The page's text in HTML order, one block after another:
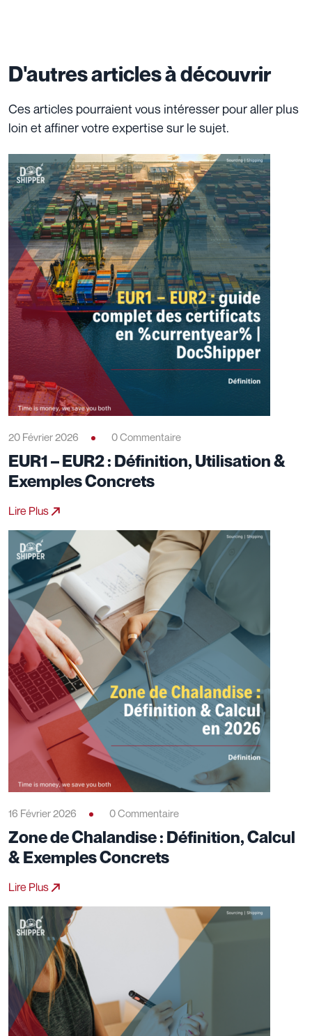
D'autres articles à découvrir
Ces articles pourraient vous intéresser pour aller plus
loin et affiner votre expertise sur le sujet.
20 Février 2026 0 Commentaire
EUR1 – EUR2 : Définition, Utilisation &
Exemples Concrets
Lire Plus
16 Février 2026 0 Commentaire
Zone de Chalandise : Définition, Calcul
& Exemples Concrets
Lire Plus